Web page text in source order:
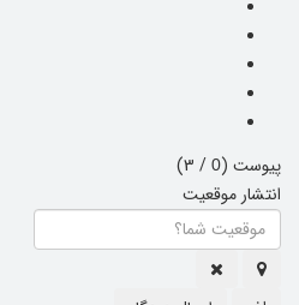
پیوست (0
/ 3)
انتشار موقعیت